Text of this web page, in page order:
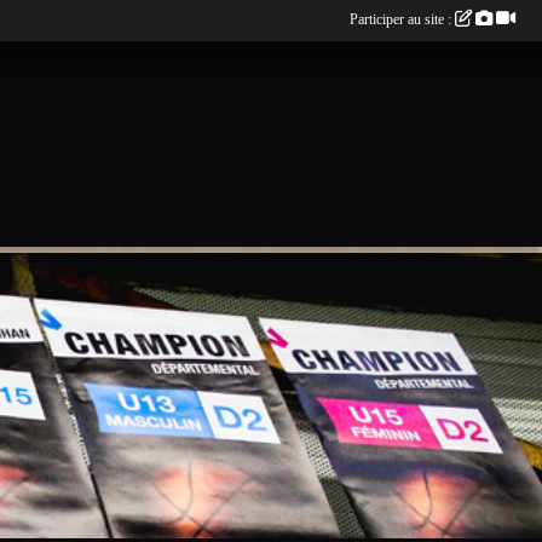
Participer au site :